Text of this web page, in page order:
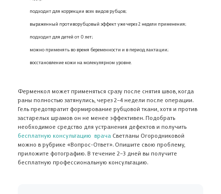
подходит для коррекции всех видов рубцов;
выраженный противорубцовый эффект уже через 2 недели применения;
подходит для детей от 0 лет;
можно применять во время беременности и в период лактации;
восстановление кожи на молекулярном уровне.
Ферменкол может применяться сразу после снятия швов, когда
раны полностью затянулись, через 2–4 недели после операции.
Гель предотвратит формирование рубцовой ткани, хотя и против
застарелых шрамов он не менее эффективен. Подобрать
необходимое средство для устранения дефектов и получить
бесплатную консультацию врача Светланы Огородниковой
можно в рубрике «Вопрос-Ответ». Опишите свою проблему,
приложите фотографию. В течение 2–3 дней вы получите
бесплатную профессиональную консультацию.
Ферменкол набор для энзимной
коррекции
От рубцов От растяжек, От